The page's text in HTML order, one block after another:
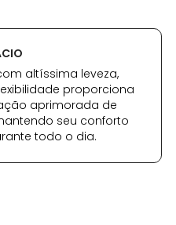
altíssima leveza,
proporciona
aprimorada de
seu conforto
todo o dia.